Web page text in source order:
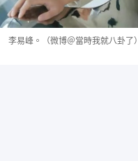
李易峰。（微博＠當時我就八卦了）